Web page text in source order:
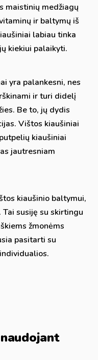
maistinių medžiagų
ir baltymų iš
labiau tinka
kiekiui palaikyti.
yra palankesni, nes
ir turi didelį
Be to, jų dydis
Vištos kiaušiniai
kiaušiniai
jautresniam
kiaušinio baltymui,
susiję su skirtingu
žmonėms
pasitarti su